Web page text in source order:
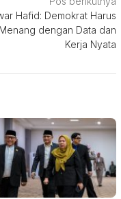
Hafid: Demokrat Harus
Menang dengan Data dan
Kerja Nyata